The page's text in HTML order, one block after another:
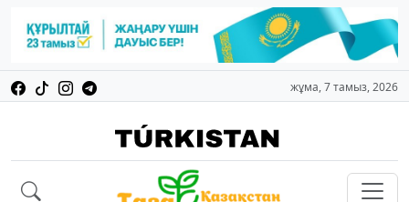
жұма, 7 тамыз, 2026